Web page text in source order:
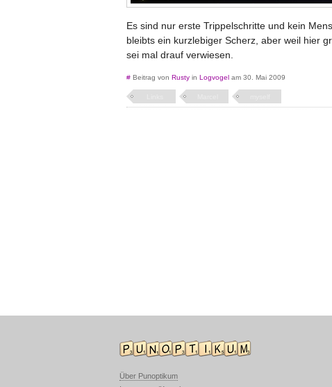
Es sind nur erste Trippelschritte und kein
bleibts ein kurzlebiger Scherz, aber weil hier
sei mal drauf verwiesen.
# Beitrag von Rusty in Logvogel am 30. Mai 2009
Über Punoptikum